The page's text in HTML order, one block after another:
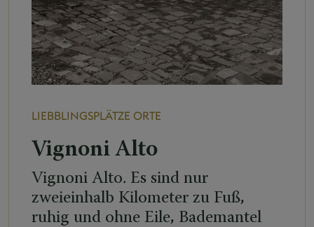
LIEBBLINGSPLÄTZE ORTE
Vignoni Alto
Vignoni Alto. Es sind nur
zweieinhalb Kilometer zu Fuß,
ruhig und ohne Eile, Bademantel